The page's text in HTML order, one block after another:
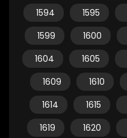
1594
1595
1599
1600
1604
1605
1609
1610
1614
1615
1619
1620